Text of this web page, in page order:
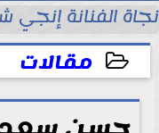
القطاع الصحي
نجاة الفنانة
مقالات
2025-07-20 19:40:04